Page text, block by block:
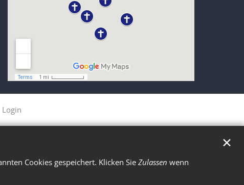
Cookies gespeichert. Klicken Sie Zulassen wenn
✕
Login